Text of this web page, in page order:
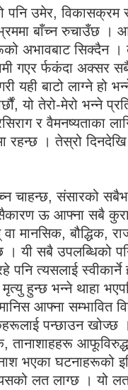
उमेर, विकासक्रम
बाँच्न रुचाउँछ ।
अभावबाट सिक्दैन
गएर र्फकंदा अक्सर
यही बाटो लाग्ने हो
यो तेरो-मेरो भन्ने
र वैमनष्यताका
। तेस्रो दिनदेखि
चाहन्छ, संसारको
ऊ आफ्ना सबै
मानसिक, बौद्धिक,
। यी सबै उपलब्धिको
पनि त्यसलाई स्वीकार्ने
हुन्छ भन्ने थाहा
आफ्ना सम्भावित
पन्छाउन
भएका घटनाहरूको
लत लाग्छ । यो